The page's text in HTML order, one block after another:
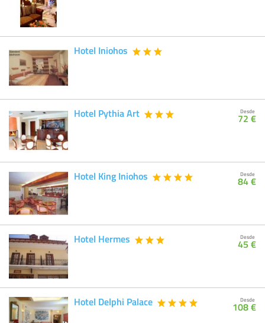
Hotel Iniohos
Hotel Pythia Art Desde
72 €
Hotel King Iniohos Desde
84 €
Hotel Hermes Desde
45 €
Hotel Delphi Palace Desde
108 €